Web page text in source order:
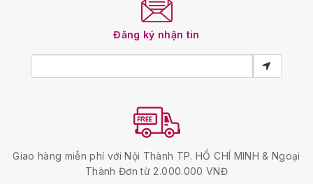
Đăng ký nhận tin
Giao hàng miễn phí với Nội Thành TP. HỒ CHÍ MINH & Ngoại
Thành Đơn từ 2.000.000 VNĐ